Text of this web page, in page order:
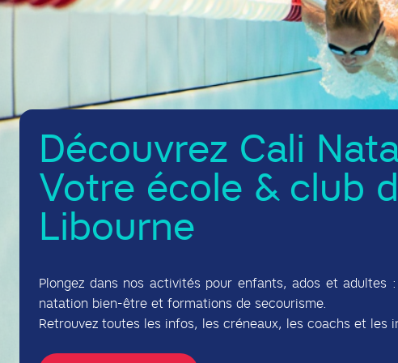
Découvrez Cali
Votre école & club
Libourne
Plongez dans nos activités pour enfants, ados et
natation bien-être et formations de secourisme.
Retrouvez toutes les infos, les créneaux, les coachs et les